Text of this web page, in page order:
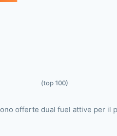
(top 100)
offerte dual fuel attive per il